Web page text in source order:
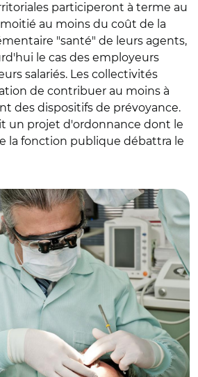
participeront à terme au
au moins du coût de la
"santé" de leurs agents,
le cas des employeurs
salariés. Les collectivités
de contribuer au moins à
des dispositifs de prévoyance.
un projet d'ordonnance dont le
la fonction publique débattra le